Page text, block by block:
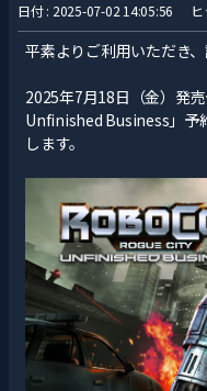
日付 : 2025-07-02 14:05:56
平素よりご利用いただき
2025年7月18日（金）発
Unfinished Business」予
します。